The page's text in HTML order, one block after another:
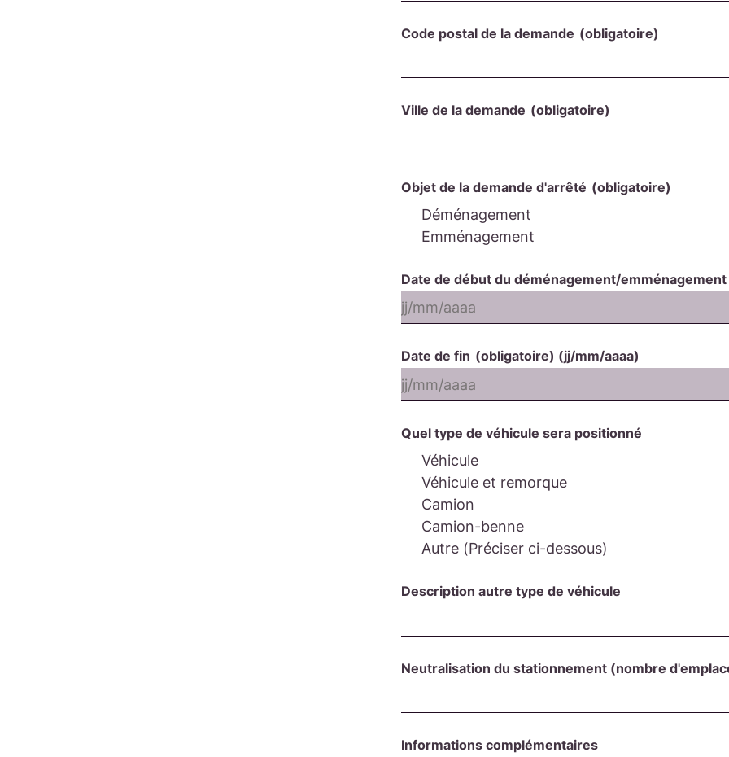
Code postal de la demande (obligatoire)
Ville de la demande (obligatoire)
Objet de la demande d'arrêté (obligatoire)
Déménagement
Emménagement
Date de début du déménagement/emménagement
Date de fin (obligatoire) (jj/mm/aaaa)
Quel type de véhicule sera positionné
Véhicule
Véhicule et remorque
Camion
Camion-benne
Autre (Préciser ci-dessous)
Description autre type de véhicule
Neutralisation du stationnement (nombre
Informations complémentaires